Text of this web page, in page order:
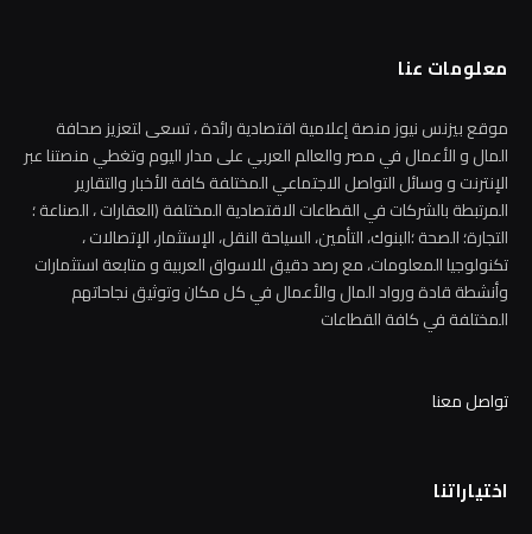
معلومات عنا
موقع بيزنس نيوز منصة إعلامية اقتصادية رائدة ، تسعى لتعزيز صحافة
المال و الأعمال في مصر والعالم العربي على مدار اليوم وتغطي منصتنا عبر
الإنترنت و وسائل التواصل الاجتماعي المختلفة كافة الأخبار والتقارير
المرتبطة بالشركات في القطاعات الاقتصادية المختلفة (العقارات ، الصناعة ؛
التجارة؛ الصحة ؛البنوك، التأمين، السياحة النقل، الإستثمار، الإتصالات ،
تكنولوجيا المعلومات، مع رصد دقيق للاسواق العربية و متابعة استثمارات
وأنشطة قادة ورواد المال والأعمال في كل مكان وتوثيق نجاحاتهم
المختلفة في كافة القطاعات
تواصل معنا
اختياراتنا